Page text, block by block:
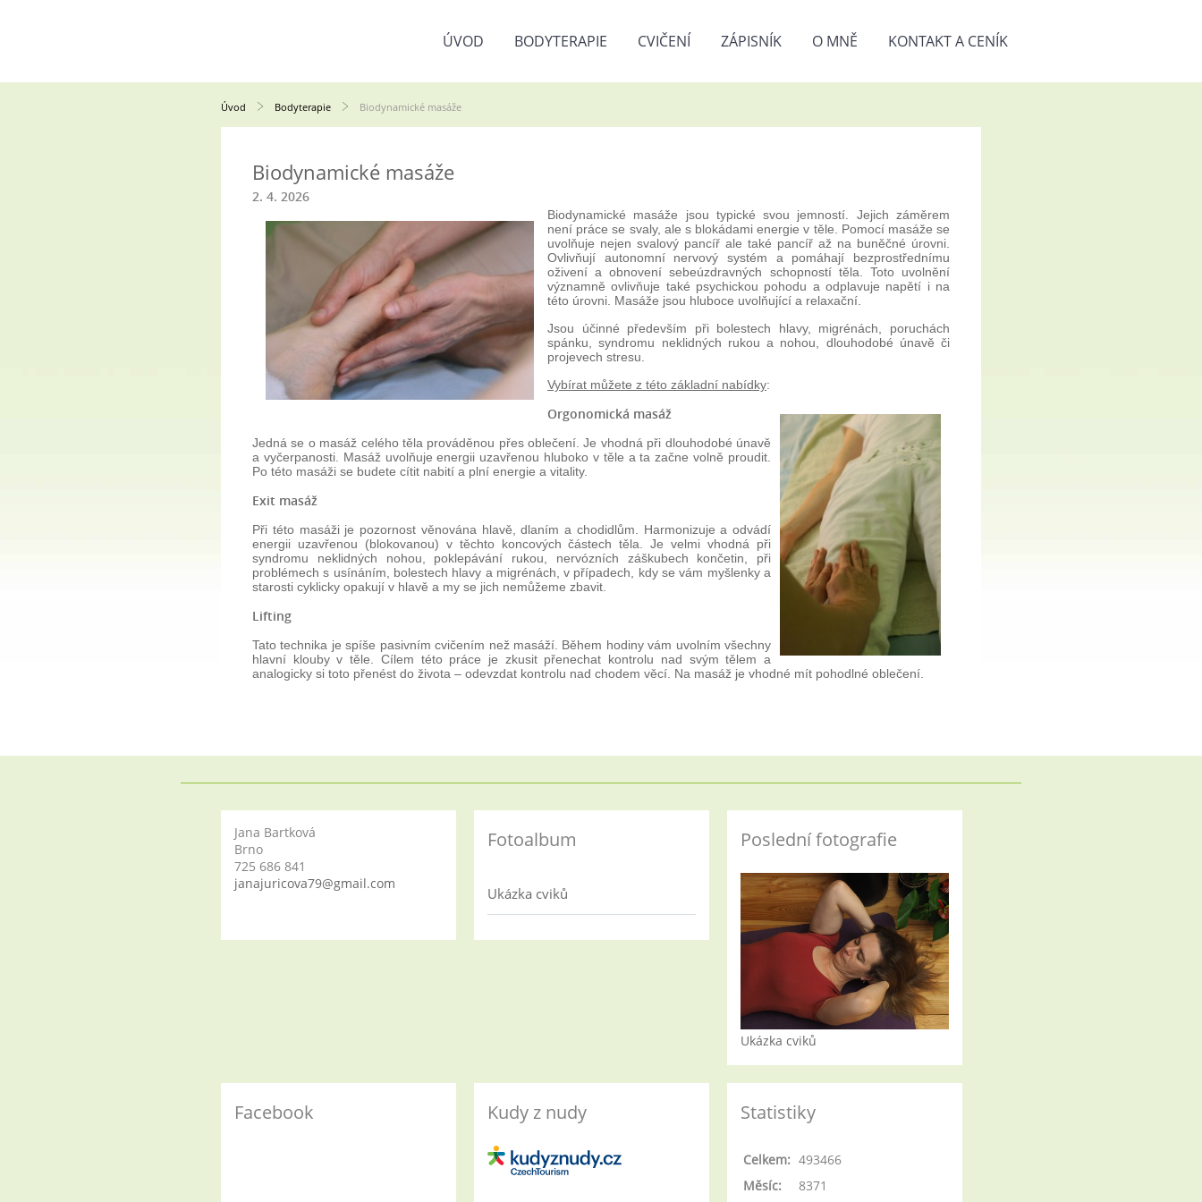
ÚVOD BODYTERAPIE CVIČENÍ ZÁPISNÍK O MNĚ KONTAKT A CENÍK
Úvod Bodyterapie Biodynamické masáže
Biodynamické masáže
2. 4. 2026
Biodynamické masáže jsou typické svou jemností. Jejich záměrem
není práce se svaly, ale s blokádami energie v těle. Pomocí masáže se
uvolňuje nejen svalový pancíř ale také pancíř až na buněčné úrovni.
Ovlivňují autonomní nervový systém a pomáhají bezprostřednímu
oživení a obnovení sebeúzdravných schopností těla. Toto uvolnění
významně ovlivňuje také psychickou pohodu a odplavuje napětí i na
této úrovni. Masáže jsou hluboce uvolňující a relaxační.
Jsou účinné především při bolestech hlavy, migrénách, poruchách
spánku, syndromu neklidných rukou a nohou, dlouhodobé únavě či
projevech stresu.
Vybírat můžete z této základní nabídky:
Orgonomická masáž
Jedná se o masáž celého těla prováděnou přes oblečení. Je vhodná při dlouhodobé únavě
a vyčerpanosti. Masáž uvolňuje energii uzavřenou hluboko v těle a ta začne volně proudit.
Po této masáži se budete cítit nabití a plní energie a vitality.
Exit masáž
Při této masáži je pozornost věnována hlavě, dlaním a chodidlům. Harmonizuje a odvádí
energii uzavřenou (blokovanou) v těchto koncových částech těla. Je velmi vhodná při
syndromu neklidných nohou, poklepávání rukou, nervózních záškubech končetin, při
problémech s usínáním, bolestech hlavy a migrénách, v případech, kdy se vám myšlenky a
starosti cyklicky opakují v hlavě a my se jich nemůžeme zbavit.
Lifting
Tato technika je spíše pasivním cvičením než masáží. Během hodiny vám uvolním všechny
hlavní klouby v těle. Cílem této práce je zkusit přenechat kontrolu nad svým tělem a
analogicky si toto přenést do života – odevzdat kontrolu nad chodem věcí. Na masáž je vhodné mít pohodlné oblečení.
Jana Bartková
Brno
725 686 841
janajuricova79@gmail.com
Fotoalbum
Ukázka cviků
Poslední fotografie
Ukázka cviků
Facebook Kudy z nudy Statistiky
Celkem: 493466
Měsíc:
8371